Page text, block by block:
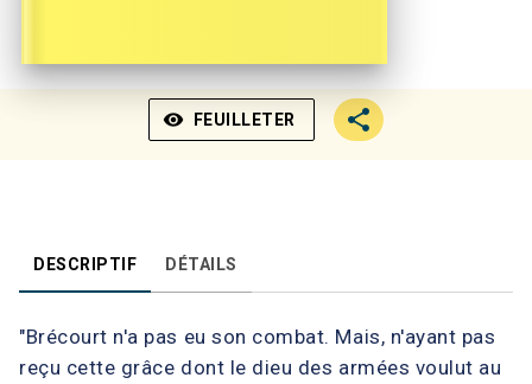
visibility FEUILLETER
DESCRIPTIF DÉTAILS
"Brécourt n'a pas eu son combat. Mais, n'ayant pas
reçu cette grâce dont le dieu des armées voulut au